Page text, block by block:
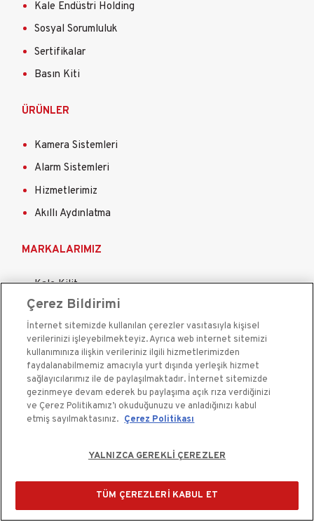
Kale Endüstri Holding
Sosyal Sorumluluk
Sertifikalar
Basın Kiti
ÜRÜNLER
Kamera Sistemleri
Alarm Sistemleri
Hizmetlerimiz
Akıllı Aydınlatma
MARKALARIMIZ
Kale Kilit
Kale Çelik Kapı
Kale Çelik Kasa
Kale Kapı Pencere Sistemleri
Kale Sigorta
Çerez Kullanım Bildirimi
Çerez Bildirimi
İnternet sitemizde kullanılan çerezler vasıtasıyla kişisel
verilerinizi işleyebilmekteyiz. Ayrıca web internet sitemizi
kullanımınıza ilişkin verileriniz ilgili hizmetlerimizden
faydalanabilmemiz amacıyla yurt dışında yerleşik hizmet
sağlayıcılarımız ile de paylaşılmaktadır. İnternet sitemizde
gezinmeye devam ederek bu paylaşıma açık rıza verdiğinizi
ve Çerez Politikamız’ı okuduğunuzu ve anladığınızı kabul
etmiş sayılmaktasınız. Çerez Politikası
YALNIZCA GEREKLİ ÇEREZLER
TÜM ÇEREZLERİ KABUL ET